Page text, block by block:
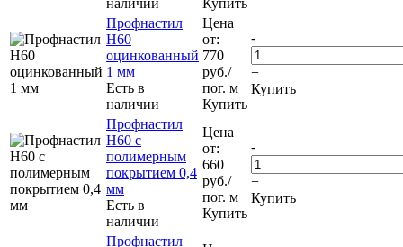
Профнастил
Н60
оцинкованный
1 мм
Есть в
наличии
Цена
от:
770
руб./
пог. м
Купить
-
+
Купить
Профнастил
Н60 с
полимерным
покрытием 0,4
мм
Есть в
наличии
Цена
от:
660
руб./
пог. м
Купить
-
+
Купить
Профнастил